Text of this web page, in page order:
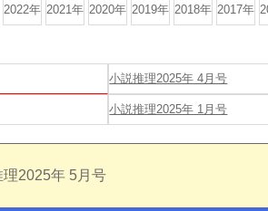
2022年 2021年 2020年 2019年 2018年 2017年
小説推理2025年 4月号
小説推理2025年 1月号
理2025年 5月号